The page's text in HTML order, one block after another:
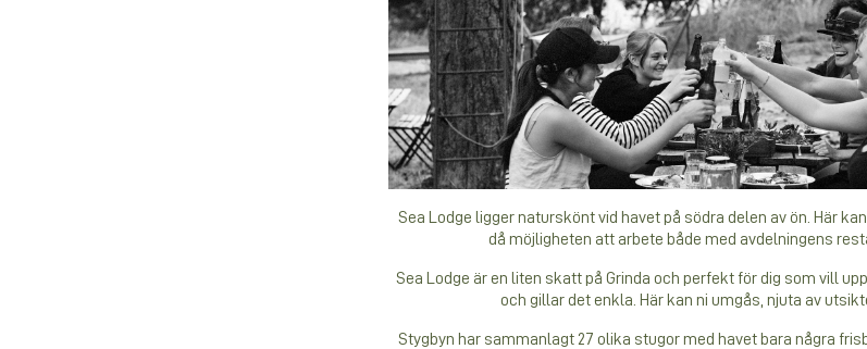
Sea Lodge ligger naturskönt vid havet på södra delen av ön. Här
då möjligheten att arbete både med avdelningens
Sea Lodge är en liten skatt på Grinda och perfekt för dig som vill
och gillar det enkla. Här kan ni umgås, njuta av
Stygbyn har sammanlagt 27 olika stugor med havet bara några